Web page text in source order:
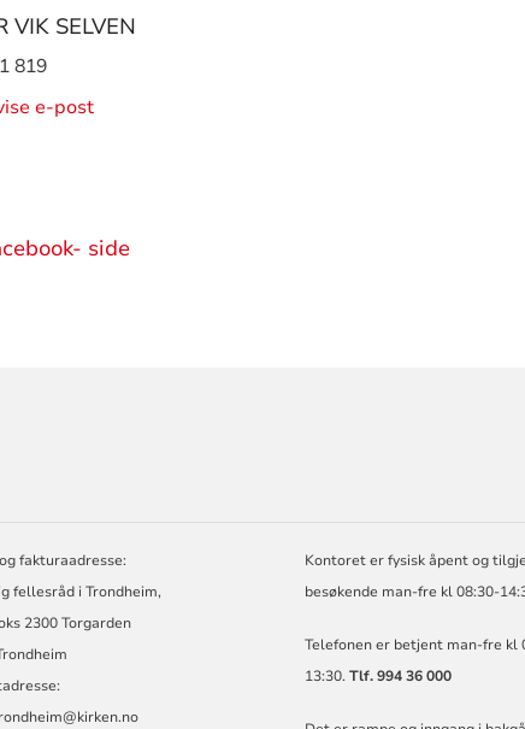
VIK SELVEN
819
e-post
side
fakturaadresse:
fellesråd i Trondheim,
2300 Torgarden
Kontoret er fysisk åpent og
besøkende man-fre kl 08:30-
Telefonen er betjent man-fre kl
13:30.Tlf. 994 36 000